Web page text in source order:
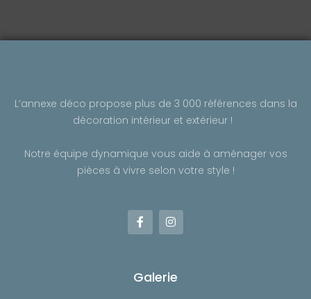
f
L’annexe déco propose plus de 3 000 références dans la
décoration intérieur et extérieur !
Notre équipe dynamique vous aide à aménager vos
pièces à vivre selon votre style !
F
a
c
o
o
I
n
s
r
Galerie